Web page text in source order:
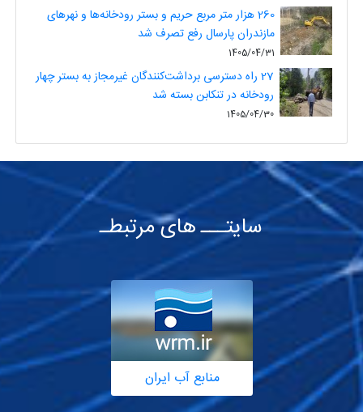
260 هزار متر مربع حریم و بستر رودخانه‌ها و نهرهای
مازندران پارسال رفع تصرف شد
1405/04/31
27 راه دسترسی برداشت‌کنندگان غیرمجاز به بستر چهار
رودخانه در تنکابن بسته شد
1405/04/30
سایتـــ های مرتبطـ
منابع آب ایران